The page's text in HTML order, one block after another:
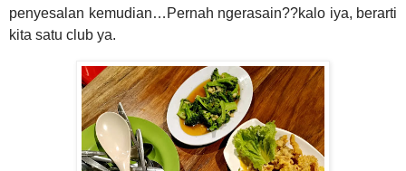
penyesalan kemudian…Pernah ngerasain??kalo iya, berarti
kita satu club ya.